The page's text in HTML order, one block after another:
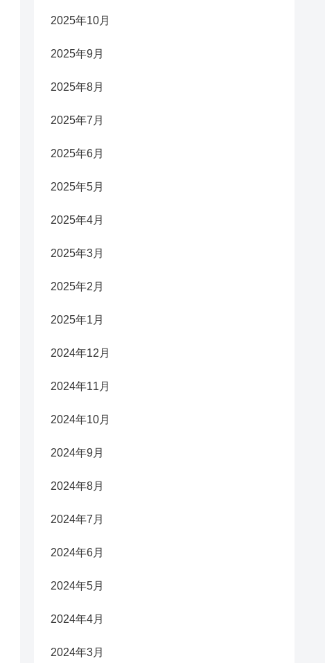
2025年10月
2025年9月
2025年8月
2025年7月
2025年6月
2025年5月
2025年4月
2025年3月
2025年2月
2025年1月
2024年12月
2024年11月
2024年10月
2024年9月
2024年8月
2024年7月
2024年6月
2024年5月
2024年4月
2024年3月